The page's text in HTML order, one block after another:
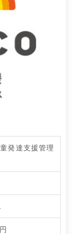
発達支援管理